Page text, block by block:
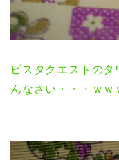
ビスタクエストの
んなさい・・・ｗｗ